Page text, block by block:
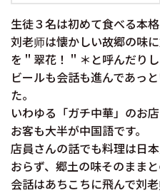
生徒３名は初めて食べる本
刘老师は懐かしい故郷の味
を＂翠花！＂＊と呼んだり
ビールも会話も進んであっ
た。
いわゆる「ガチ中華」のお
お客も大半が中国語です。
店員さんの話でも料理は日
おらず、郷土の味そのままと
会話はあちこちに飛んで刘